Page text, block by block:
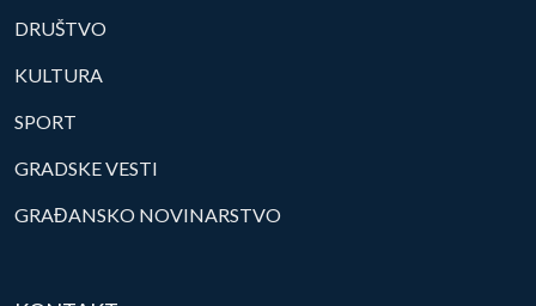
DRUŠTVO
KULTURA
SPORT
GRADSKE VESTI
GRAĐANSKO NOVINARSTVO